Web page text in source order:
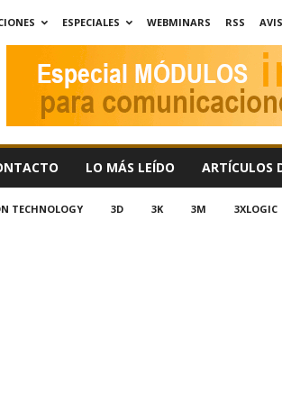
ESPECIALES WEBMINARS RSS
LO MÁS LEÍDO ARTÍCULOS
TECHNOLOGY 3D 3K 3M 3XLOGIC